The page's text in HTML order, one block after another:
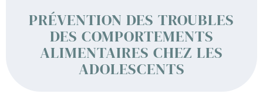
PRÉVENTION DES TROUBLES
DES COMPORTEMENTS
ALIMENTAIRES CHEZ LES
ADOLESCENTS